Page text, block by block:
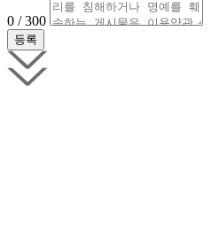
0 / 300